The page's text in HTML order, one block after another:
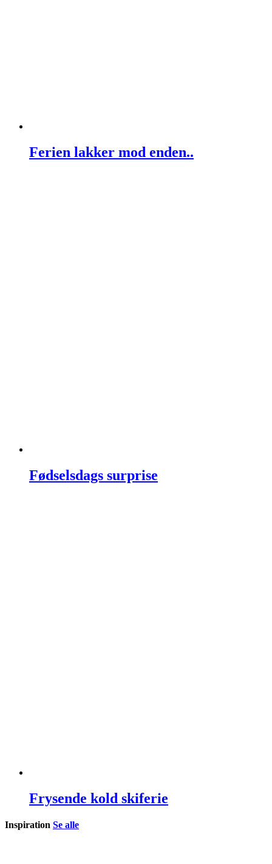
Ferien lakker mod enden..
Fødselsdags surprise
Frysende kold skiferie
Inspiration Se alle